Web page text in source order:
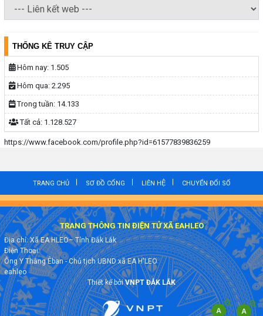
THỐNG KÊ TRUY CẬP
Hôm nay: 1.505
Hôm qua: 2.295
Trong tuần: 14.133
Tất cả: 1.128.527
https://www.facebook.com/profile.php?id=61577839836259
TRANG CHỦ SƠ ĐỒ CỔNG LIÊN HỆ CHUYỂN ĐỔI SỐ
TRANG THÔNG TIN ĐIỆN TỬ XÃ EAHLEO
Địa chỉ: Xã EA HLEO– Tỉnh Đắk Lắk
Điện Thoại:
Ông Y Thắng Êban - Chủ tịch UBND xã EA H'LEO
eahleo
Thiết kế bởiVNPT ĐẮK LẮK